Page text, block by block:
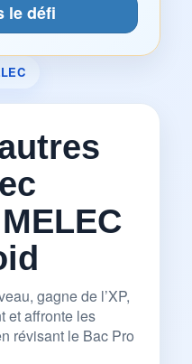
le défi
gagne de l’XP,
et affronte les
révisant le Bac Pro